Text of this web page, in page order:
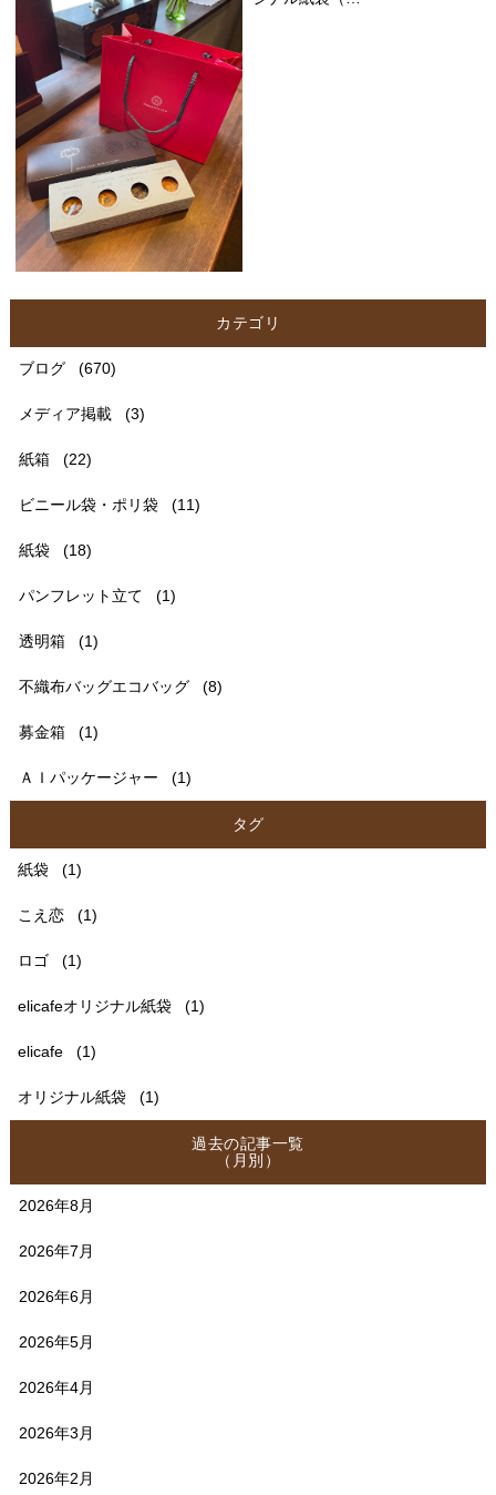
カテゴリ
ブログ (670)
メディア掲載 (3)
紙箱 (22)
ビニール袋・ポリ袋 (11)
紙袋 (18)
パンフレット立て (1)
透明箱 (1)
不織布バッグエコバッグ (8)
募金箱 (1)
ＡＩパッケージャー (1)
タグ
紙袋 (1)
こえ恋 (1)
ロゴ (1)
elicafeオリジナル紙袋 (1)
elicafe (1)
オリジナル紙袋 (1)
過去の記事一覧
（月別）
2026年8月
2026年7月
2026年6月
2026年5月
2026年4月
2026年3月
2026年2月